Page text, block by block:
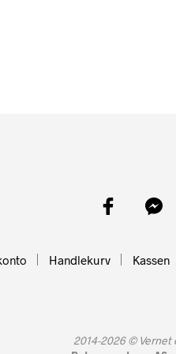
Handlekurv Kassen
2014-2026 © Vernet